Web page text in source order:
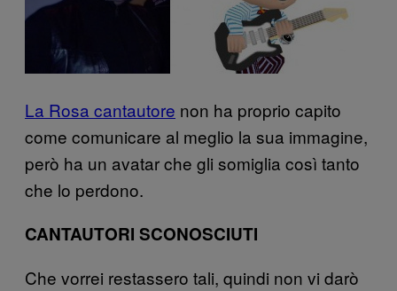
La Rosa cantautore non ha proprio capito
come comunicare al meglio la sua immagine,
però ha un avatar che gli somiglia così tanto
che lo perdono.
CANTAUTORI SCONOSCIUTI
Che vorrei restassero tali, quindi non vi darò